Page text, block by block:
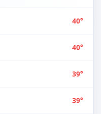
40°
40°
39°
39°